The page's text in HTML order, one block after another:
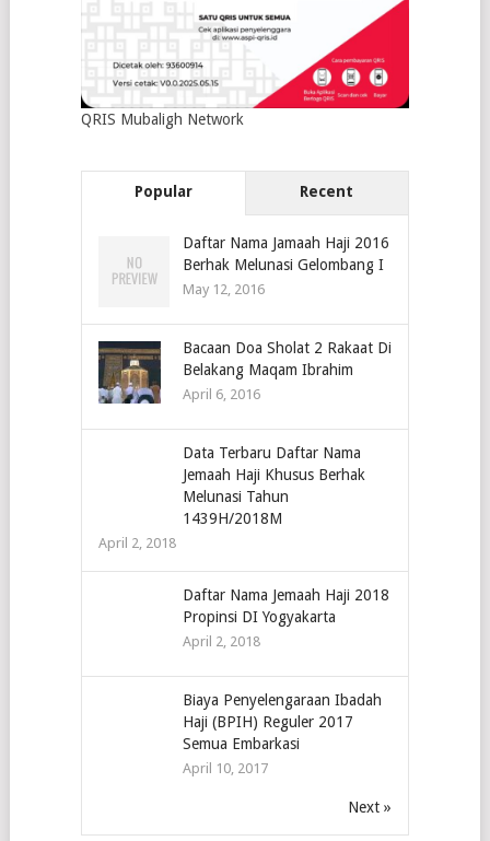
QRIS Mubaligh Network
Popular Recent
Daftar Nama Jamaah Haji 2016
Berhak Melunasi Gelombang I
May 12, 2016
Bacaan Doa Sholat 2 Rakaat Di
Belakang Maqam Ibrahim
April 6, 2016
Data Terbaru Daftar Nama
Jemaah Haji Khusus Berhak
Melunasi Tahun
1439H/2018M
April 2, 2018
Daftar Nama Jemaah Haji 2018
Propinsi DI Yogyakarta
April 2, 2018
Biaya Penyelengaraan Ibadah
Haji (BPIH) Reguler 2017
Semua Embarkasi
April 10, 2017
Next »